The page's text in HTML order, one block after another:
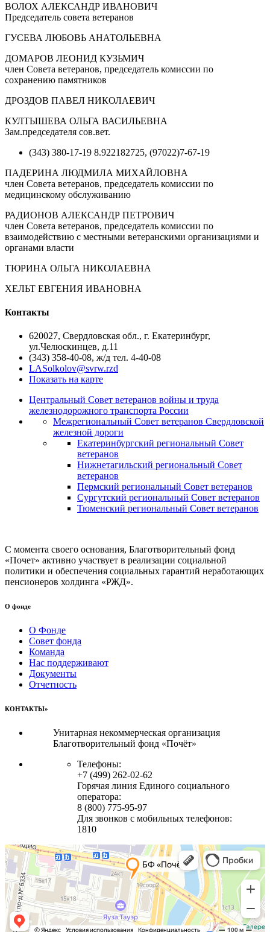
ВОЛОХ АЛЕКСАНДР ИВАНОВИЧ
Председатель совета ветеранов
ГУСЕВА ЛЮБОВЬ АНАТОЛЬЕВНА
ДОМАРОВ ЛЕОНИД КУЗЬМИЧ
член Совета ветеранов, председатель комиссии по
сохранению памятников
ДРОЗДОВ ПАВЕЛ НИКОЛАЕВИЧ
КУЛТЫШЕВА ОЛЬГА ВАСИЛЬЕВНА
Зам.председателя сов.вет.
(343) 380-17-19 8.922182725, (97022)7-67-19
ПАДЕРИНА ЛЮДМИЛА МИХАЙЛОВНА
член Совета ветеранов, председатель комиссии по
медицинскому обслуживанию
РАДИОНОВ АЛЕКСАНДР ПЕТРОВИЧ
член Совета ветеранов, председатель комиссии по
взаимодействию с местными ветеранскими организациями и
органами власти
ТЮРИНА ОЛЬГА НИКОЛАЕВНА
ХЕЛЬТ ЕВГЕНИЯ ИВАНОВНА
Контакты
620027, Свердловская обл., г. Екатеринбург,
ул.Челюскинцев, д.11
(343) 358-40-08, ж/д тел. 4-40-08
LASolkolov@svrw.rzd
Показать на карте
Центральный Совет ветеранов войны и труда
железнодорожного транспорта России
Межрегиональный Совет ветеранов Свердловской
железной дороги
Екатеринбургский региональный Совет
ветеранов
Нижнетагильский региональный Совет
ветеранов
Пермский региональный Совет ветеранов
Сургутский региональный Совет ветеранов
Тюменский региональный Совет ветеранов
С момента своего основания, Благотворительный фонд
«Почет» активно участвует в реализации социальной
политики и обеспечения социальных гарантий неработающих
пенсионеров холдинга «РЖД».
О фонде
О Фонде
Совет фонда
Команда
Нас поддерживают
Документы
Отчетность
КОНТАКТЫ»
Унитарная некоммерческая организация
Благотворительный фонд «Почёт»
Телефоны:
+7 (499) 262-02-62
Горячая линия Единого социального
оператора:
8 (800) 775-95-97
Для звонков с мобильных телефонов:
1810